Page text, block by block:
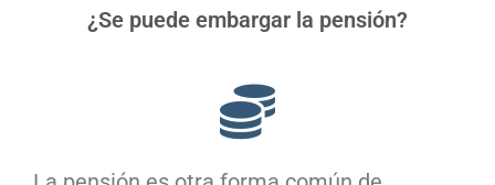
¿Se puede embargar la pensión?